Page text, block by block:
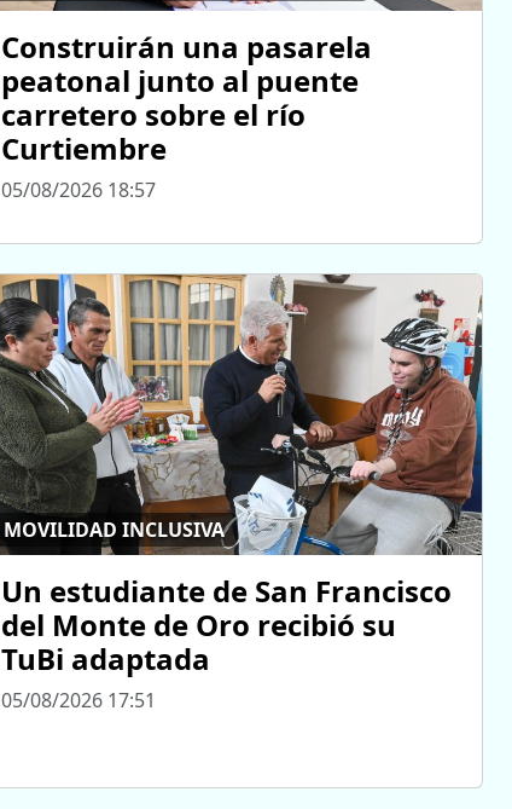
Construirán una pasarela
peatonal junto al puente
carretero sobre el río
Curtiembre
05/08/2026 18:57
MOVILIDAD INCLUSIVA
Un estudiante de San Francisco
del Monte de Oro recibió su
TuBi adaptada
05/08/2026 17:51